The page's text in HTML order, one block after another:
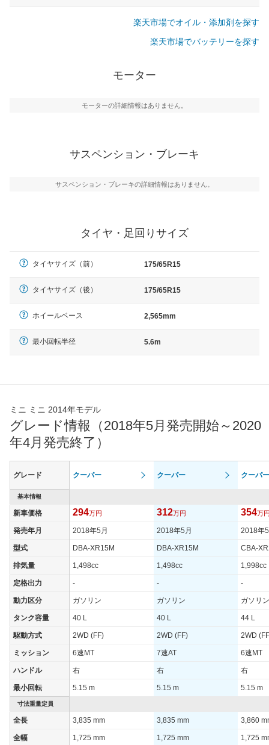
楽天市場でオイル・添加剤を探す
楽天市場でバッテリーを探す
モーター
モーターの詳細情報はありません。
サスペンション・ブレーキ
サスペンション・ブレーキの詳細情報はありません。
タイヤ・足回りサイズ
タイヤサイズ（前） 175/65R15
タイヤサイズ（後） 175/65R15
ホイールベース 2,565mm
最小回転半径 5.6m
ミニ ミニ 2014年モデル
グレード情報（2018年5月発売開始～2020
年4月発売終了）
グレード クーパー クーパー クーパ
基本情報
新車価格 294万円 312万円 354万
発売年月 2018年5月 2018年5月 2018年
型式 DBA-XR15M DBA-XR15M CBA-
排気量 1,498cc 1,498cc 1,998cc
定格出力 - - -
動力区分 ガソリン ガソリン ガソリン
タンク容量 40 L 40 L 44 L
駆動方式 2WD (FF) 2WD (FF) 2WD
ミッション 6速MT 7速AT 6速MT
ハンドル 右 右 右
最小回転 5.15 m 5.15 m 5.15 m
寸法重量定員
全長 3,835 mm 3,835 mm 3,860
全幅 1,725 mm 1,725 mm 1,725